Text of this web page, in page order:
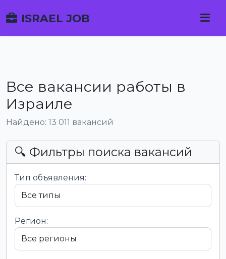
ISRAEL JOB
Все вакансии работы в
Израиле
Найдено: 13 011 вакансий
🔍 Фильтры поиска вакансий
Тип объявления:
Регион: